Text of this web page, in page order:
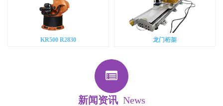
KR500 R2830 龙门桁架
新闻资讯 News